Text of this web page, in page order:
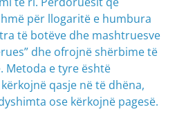
për llogaritë e humbura
të botëve dhe mashtruesve
dhe ofrojnë shërbime të
Metoda e tyre është
qasje në të dhëna,
ose kërkojnë pagesë.